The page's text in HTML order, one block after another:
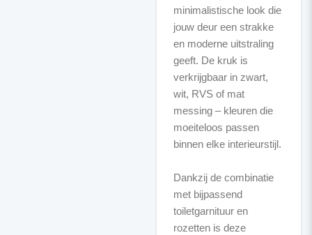
minimalistische look die
jouw deur een strakke
en moderne uitstraling
geeft. De kruk is
verkrijgbaar in zwart,
wit, RVS of mat
messing – kleuren die
moeiteloos passen
binnen elke interieurstijl.
Dankzij de combinatie
met bijpassend
toiletgarnituur en
rozetten is deze